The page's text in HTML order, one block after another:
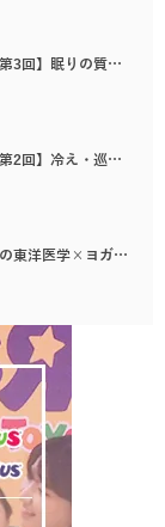
3回】眠りの質…
2回】冷え・巡…
の東洋医学×ヨガ…